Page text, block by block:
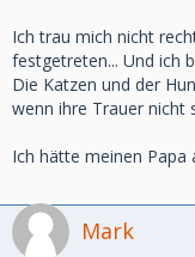
Ich trau mich nicht
festgetreten... Und ich
Die Katzen und der
wenn ihre Trauer nicht
Ich hätte meinen Papa
Mark